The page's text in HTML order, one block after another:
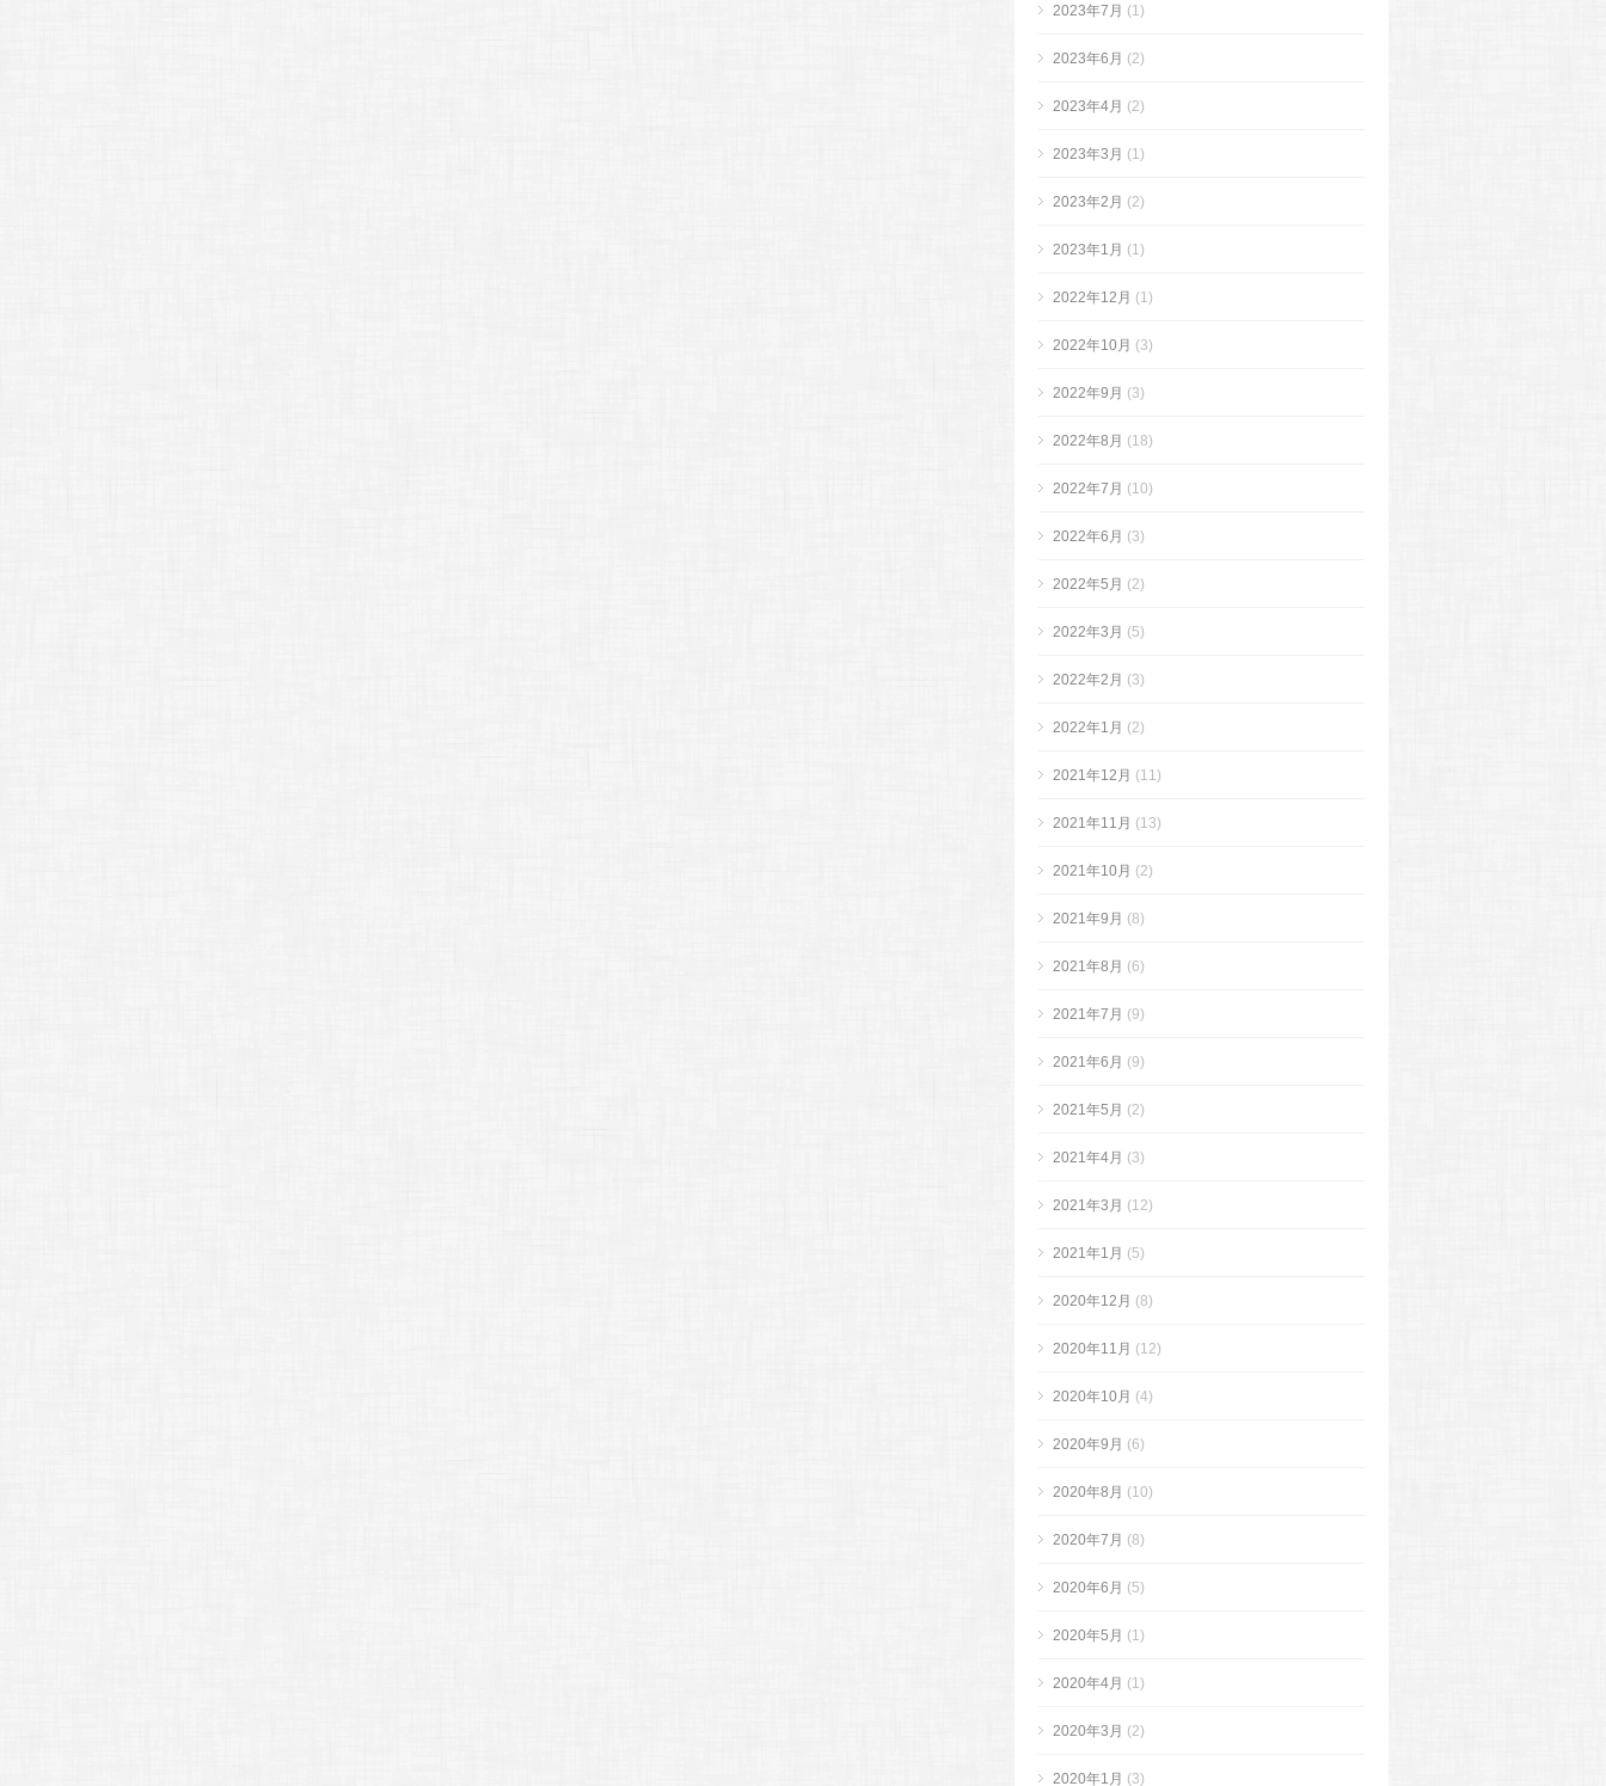
2023年7月 (1)
2023年6月 (2)
2023年4月 (2)
2023年3月 (1)
2023年2月 (2)
2023年1月 (1)
2022年12月 (1)
2022年10月 (3)
2022年9月 (3)
2022年8月 (18)
2022年7月 (10)
2022年6月 (3)
2022年5月 (2)
2022年3月 (5)
2022年2月 (3)
2022年1月 (2)
2021年12月 (11)
2021年11月 (13)
2021年10月 (2)
2021年9月 (8)
2021年8月 (6)
2021年7月 (9)
2021年6月 (9)
2021年5月 (2)
2021年4月 (3)
2021年3月 (12)
2021年1月 (5)
2020年12月 (8)
2020年11月 (12)
2020年10月 (4)
2020年9月 (6)
2020年8月 (10)
2020年7月 (8)
2020年6月 (5)
2020年5月 (1)
2020年4月 (1)
2020年3月 (2)
2020年1月 (3)